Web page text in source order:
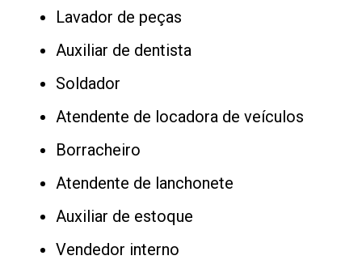
Lavador de peças
Auxiliar de dentista
Soldador
Atendente de locadora de veículos
Borracheiro
Atendente de lanchonete
Auxiliar de estoque
Vendedor interno